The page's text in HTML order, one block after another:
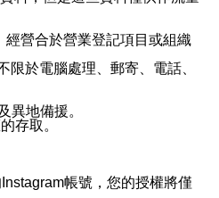
營合於營業登記項目或組織
於電腦處理、郵寄、電話、
異地備援。
存取。
帳號，您的授權將僅